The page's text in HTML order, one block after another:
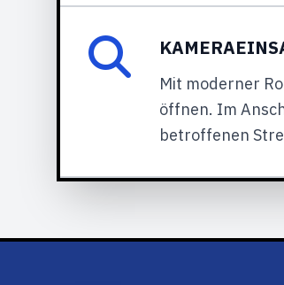
Mit moderner
öffnen. Im
betroffenen